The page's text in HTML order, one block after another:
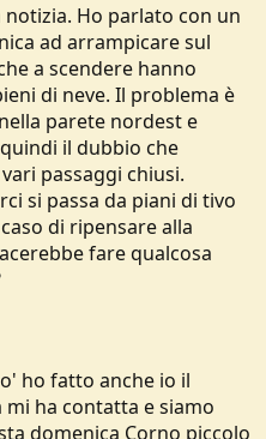
Ho parlato con un
ad arrampicare sul
a scendere hanno
di neve. Il problema è
parete nordest e
il dubbio che
passaggi chiusi.
si passa da piani di tivo
di ripensare alla
fare qualcosa
ho fatto anche io il
mi ha contatta e siamo
domenica Corno piccolo